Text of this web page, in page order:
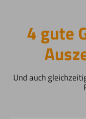
4 gute
Und auch